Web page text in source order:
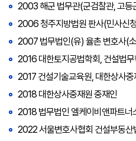
2003 해군 법무관(군검찰관, 고등
2006 청주지방법원 판사(민사신
2007 법무법인(유) 율촌 변호사(
2016 대한토지공법학회, 건설법
2017 건설기술교육원, 대한상사
2018 대한상사중재원 중재인
2018 법무법인 엘케이비앤파트
2022 서울변호사협회 건설부동산